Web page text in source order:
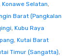
Konawe Selatan,
Barat (Pangkalan
, Kubu Raya
, Kutai Barat
Timur (Sangatta),